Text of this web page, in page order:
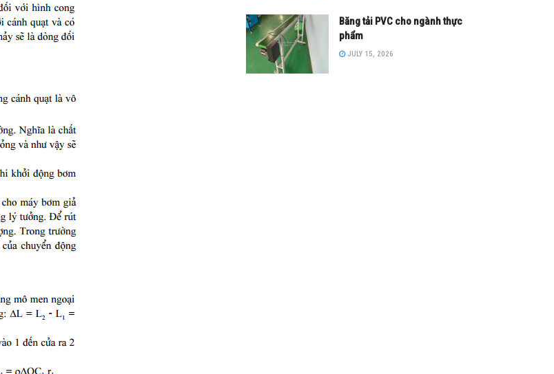
Băng tải PVC cho ngành thực
phẩm
JULY 15, 2026